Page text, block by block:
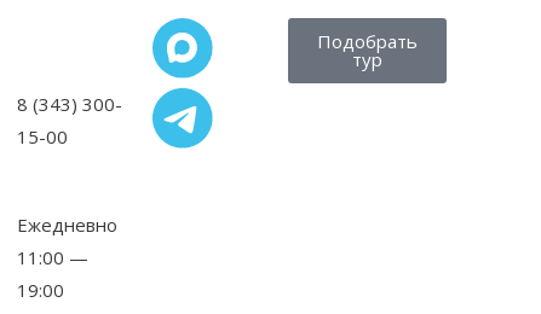
8 (343) 300-
15-00
Ежедневно
11:00 —
19:00
Подобрать
тур